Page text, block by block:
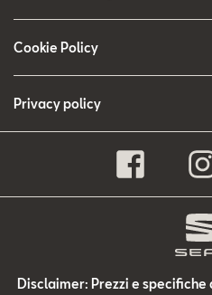
Cookie Policy
Privacy policy
Disclaimer: Prezzi e